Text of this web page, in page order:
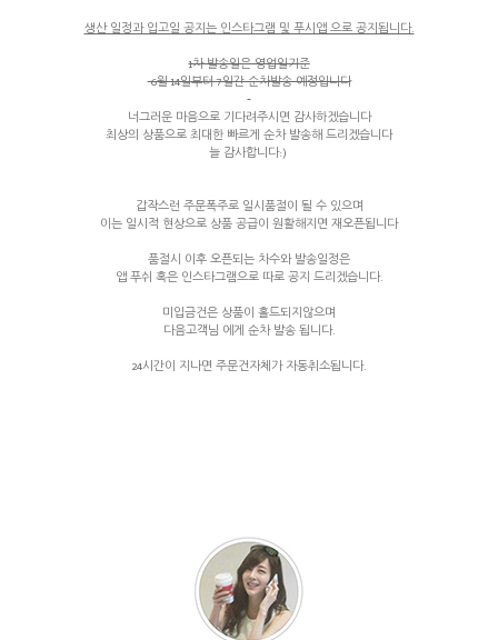
생산 일정과 입고일 공지는 인스타그램 및 푸시앱 으로 공지됩니다.
1차 발송일은 영업일기준
6월 14일부터 7일간 순차발송 예정입니다
너그러운 마음으로 기다려주시면 감사하겠습니다
최상의 상품으로 최대한 빠르게 순차 발송해 드리겠습니다
늘 감사합니다:)
갑작스런 주문폭주로 일시품절이 될 수 있으며
이는 일시적 현상으로 상품 공급이 원활해지면 재오픈됩니다
품절시 이후 오픈되는 차수와 발송일정은
앱 푸쉬 혹은 인스타그램으로 따로 공지 드리겠습니다.
미입금건은 상품이 홀드되지않으며
다음고객님 에게 순차 발송 됩니다.
24시간이 지나면 주문건자체가 자동취소됩니다.